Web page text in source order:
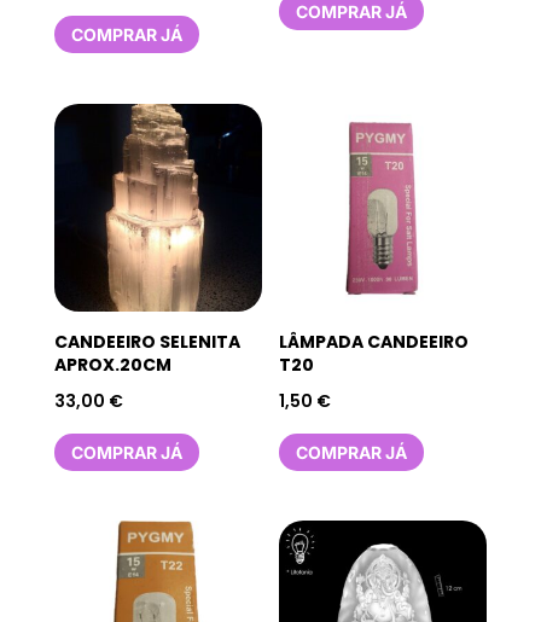
COMPRAR JÁ
COMPRAR JÁ
CANDEEIRO SELENITA
APROX.20CM
33,00 €
COMPRAR JÁ
LÂMPADA CANDEEIRO
T20
1,50 €
COMPRAR JÁ